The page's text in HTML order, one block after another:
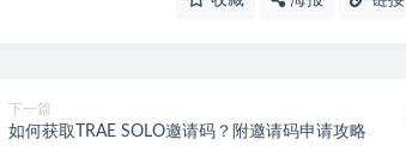
下一篇
如何获取TRAE SOLO邀请码？附邀请码申请攻略